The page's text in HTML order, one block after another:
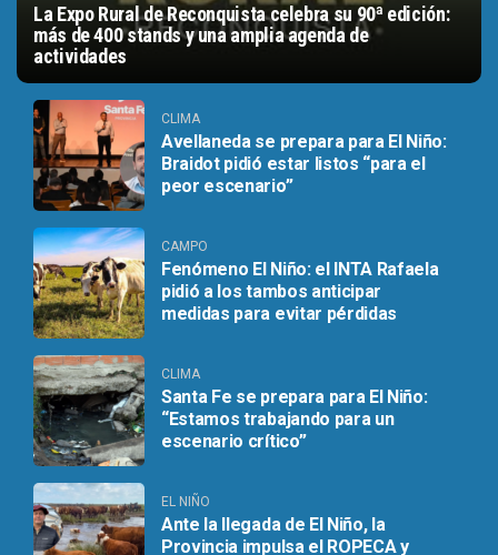
La Expo Rural de Reconquista celebra su 90ª edición:
más de 400 stands y una amplia agenda de
actividades
CLIMA
Avellaneda se prepara para El Niño:
Braidot pidió estar listos “para el
peor escenario”
CAMPO
Fenómeno El Niño: el INTA Rafaela
pidió a los tambos anticipar
medidas para evitar pérdidas
CLIMA
Santa Fe se prepara para El Niño:
“Estamos trabajando para un
escenario crítico”
EL NIÑO
Ante la llegada de El Niño, la
Provincia impulsa el ROPECA y